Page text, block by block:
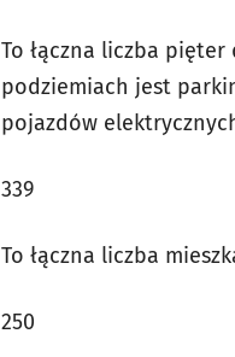
To łączna liczba pięter
podziemiach jest
pojazdów
339
To łączna liczba
250